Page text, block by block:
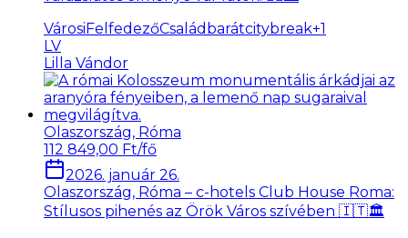
VárosiFelfedezőCsaládbarátcitybreak+1
LV
Lilla Vándor
Olaszország, Róma
112 849,00 Ft/fő
2026. január 26.
Olaszország, Róma – c-hotels Club House Roma:
Stílusos pihenés az Örök Város szívében 🇮🇹🏛️